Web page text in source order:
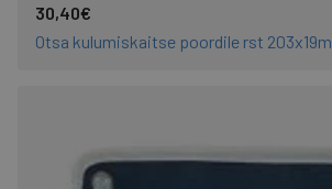
30,40€
Otsa kulumiskaitse poordile rst